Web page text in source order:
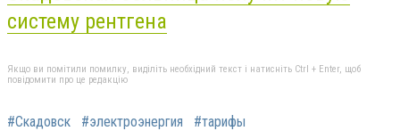
систему рентгена
Якщо ви помітили помилку, виділіть необхідний текст і натисніть Ctrl + Enter, щоб
повідомити про це редакцію
#Скадовск #электроэнергия #тарифы